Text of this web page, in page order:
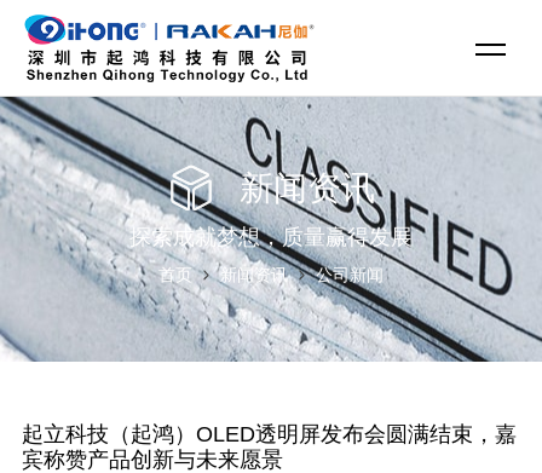
新闻资讯
探索成就梦想，质量赢得发展
首页 新闻资讯 公司新闻
起立科技（起鸿）OLED透明屏发布会圆满结束，嘉
宾称赞产品创新与未来愿景